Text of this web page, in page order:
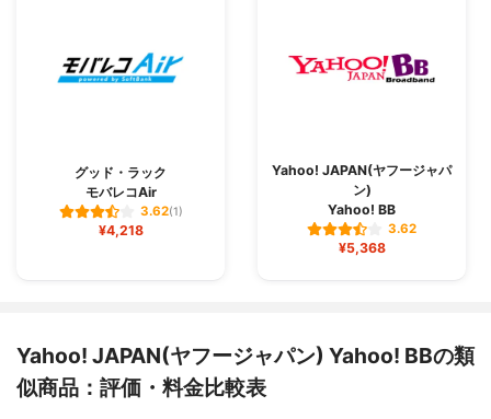
グッド・ラック
モバレコAir
3.62(1)
¥4,218
Yahoo! JAPAN(ヤフージャパ
ン)
Yahoo! BB
3.62
¥5,368
Yahoo! JAPAN(ヤフージャパン) Yahoo! BBの類
似商品：評価・料金比較表